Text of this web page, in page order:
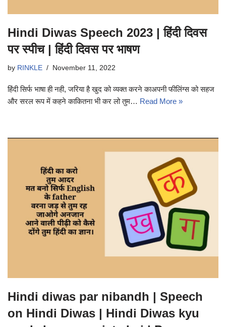
Hindi Diwas Speech 2023 | हिंदी दिवस
पर स्पीच | हिंदी दिवस पर भाषण
by RINKLE November 11, 2022
हिंदी सिर्फ भाषा ही नही, जरिया है खुद को व्यक्त करने काअपनी फीलिंग्स को सहज
और सरल रूप में कहने काकितना भी कर लो तुम… Read More »
Hindi diwas par nibandh | Speech
on Hindi Diwas | Hindi Diwas kyu